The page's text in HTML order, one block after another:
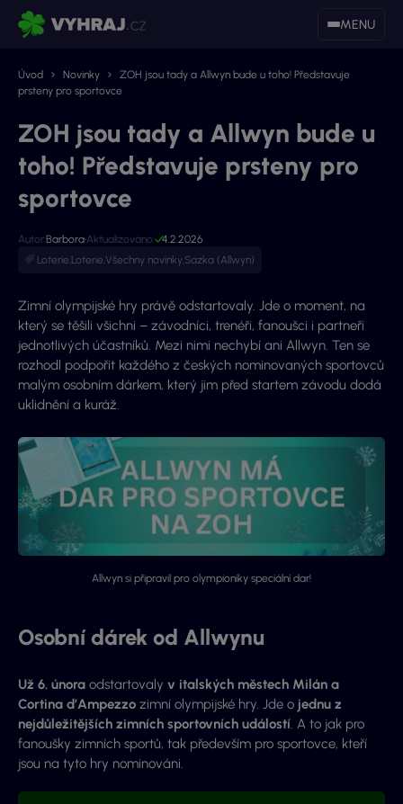
MENU
Úvod Novinky
ZOH jsou tady a Allwyn bude u toho! Představuje
prsteny pro sportovce
ZOH jsou tady a Allwyn bude u
toho! Představuje prsteny pro
sportovce
Autor: Barbora Aktualizováno:
4.2.2026
Loterie,Loterie,Všechny novinky,Sazka (Allwyn)
Zimní olympijské hry právě odstartovaly. Jde o moment, na
který se těšili všichni – závodníci, trenéři, fanoušci i partneři
jednotlivých účastníků. Mezi nimi nechybí ani Allwyn. Ten se
rozhodl podpořit každého z českých nominovaných sportovců
malým osobním dárkem, který jim před startem závodu dodá
uklidnění a kuráž.
Allwyn si připravil pro olympioniky speciální dar!
Osobní dárek od Allwynu
Už 6. února odstartovaly v italských městech Milán a
Cortina d’Ampezzo zimní olympijské hry. Jde o jednu z
nejdůležitějších zimních sportovních událostí. A to jak pro
fanoušky zimních sportů, tak především pro sportovce, kteří
jsou na tyto hry nominováni.